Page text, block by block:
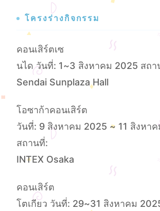
โครงร่างกิจกรรม
คอนเสิร์ตเซ
นได วันที่: 1~3 สิงหาคม 2025 สถา
Sendai Sunplaza Hall
โอซาก้าคอนเสิร์ต
วันที่: 9 สิงหาคม 2025 ~ 11 สิงหา
สถานที่:
INTEX Osaka
คอนเสิร์ต
โตเกียว วันที่: 29~31 สิงหาคม